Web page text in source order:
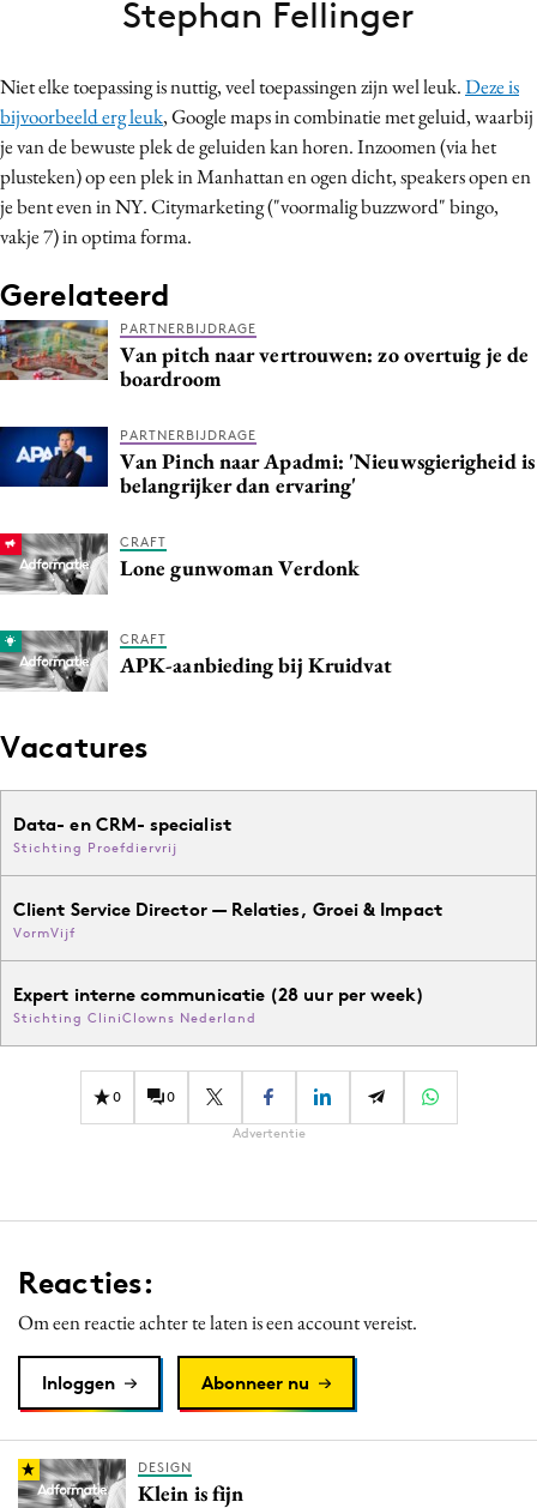
Carriere
Contentmarketing
Craft
Customer Experience
Data & Insights
Digital transformation
Diversiteit
Effectiviteit
Influencer marketing
Interne communicatie
Media
Merkstrategie
PR
Programmatic
Reputatie & crisis
Niet elke toepassing is nuttig, veel toepassingen zijn wel leuk.Deze is
bijvoorbeeld erg leuk, Google maps in combinatie met geluid, waarbij
je van de bewuste plek de geluiden kan horen. Inzoomen (via het
plusteken) op een plek in Manhattan en ogen dicht, speakers open en
je bent even in NY. Citymarketing ("voormalig buzzword" bingo,
vakje 7) in optima forma.
Gerelateerd
PARTNERBIJDRAGE
Van pitch naar vertrouwen: zo overtuig je de
boardroom
PARTNERBIJDRAGE
Van Pinch naar Apadmi: 'Nieuwsgierigheid is
belangrijker dan ervaring'
CRAFT
Lone gunwoman Verdonk
CRAFT
APK-aanbieding bij Kruidvat
Vacatures
Data- en CRM- specialist
Stichting Proefdiervrij
Client Service Director — Relaties, Groei & Impact
VormVijf
Expert interne communicatie (28 uur per week)
Stichting CliniClowns Nederland
0 0
Advertentie
Reacties:
Om een reactie achter te laten is een account vereist.
Inloggen Abonneer nu
Stephan Fellinger
DESIGN
Klein is fijn